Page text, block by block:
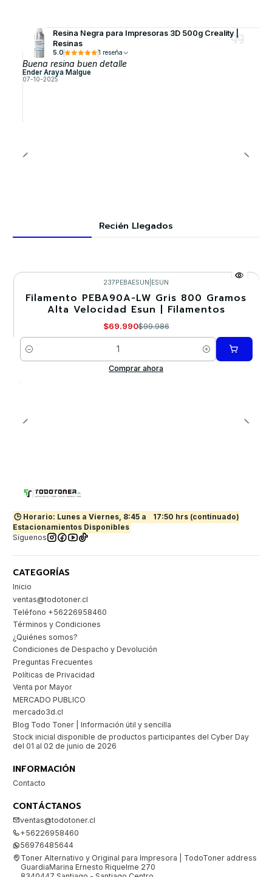
Resina Negra para Impresoras 3D 500g Creality |
Resinas
5.0 1 reseña
Buena resina buen detalle
Ender Araya Malgue
07-10-2025
Recién Llegados
-30%
237PEBAESUN ESUN
Filamento PEBA90A-LW Gris 800 Gramos
Alta Velocidad Esun | Filamentos
$69.990$99.986
Cantidad
Comprar ahora
🕒 Horario: Lunes a Viernes, 8:45 a
17:50 hrs (continuado)
Estacionamientos Disponibles
Síguenos
CATEGORÍAS
Inicio
ventas@todotoner.cl
Teléfono +56226958460
Términos y Condiciones
¿Quiénes somos?
Condiciones de Despacho y Devolución
Preguntas Frecuentes
Políticas de Privacidad
Venta por Mayor
MERCADO PUBLICO
mercado3d.cl
Blog Todo Toner | Información útil y sencilla
Stock inicial disponible de productos participantes del Cyber Day
del 01 al 02 de junio de 2026
INFORMACIÓN
Contacto
CONTÁCTANOS
ventas@todotoner.cl
+56226958460
56976485644
Toner Alternativo y Original para Impresora | TodoToner address
GuardiaMarina Ernesto Riquelme 270